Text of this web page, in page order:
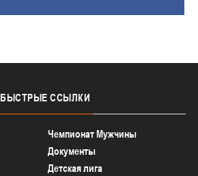
БЫСТРЫЕ ССЫЛКИ
Чемпионат Мужчины
Документы
Детская лига